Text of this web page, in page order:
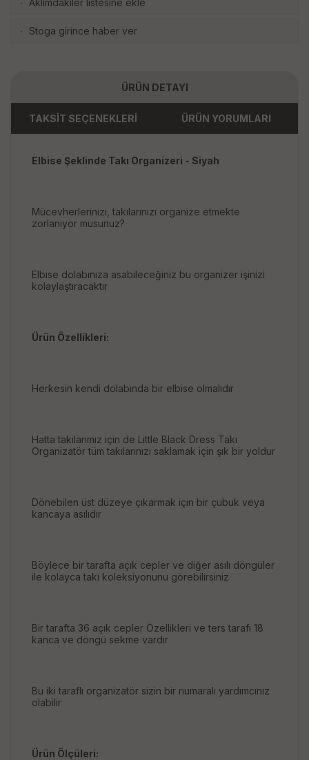
· Aklımdakiler listesine ekle
· Stoga girince haber ver
ÜRÜN DETAYI
TAKSİT SEÇENEKLERİ ÜRÜN YORUMLARI
Elbise Şeklinde Takı Organizeri - Siyah
Mücevherlerinizi, takılarınızı organize etmekte
zorlanıyor musunuz?
Elbise dolabınıza asabileceğiniz bu organizer işinizi
kolaylaştıracaktır
Ürün Özellikleri:
Herkesin kendi dolabında bir elbise olmalıdır
Hatta takılarımız için de Little Black Dress Takı
Organizatör tüm takılarınızı saklamak için şık bir yoldur
Dönebilen üst düzeye çıkarmak için bir çubuk veya
kancaya asılıdır
Böylece bir tarafta açık cepler ve diğer asılı döngüler
ile kolayca takı koleksiyonunu görebilirsiniz
Bir tarafta 36 açık cepler Özellikleri ve ters tarafı 18
kanca ve döngü sekme vardır
Bu iki taraflı organizatör sizin bir numaralı yardımcınız
olabilir
Ürün Ölçüleri: